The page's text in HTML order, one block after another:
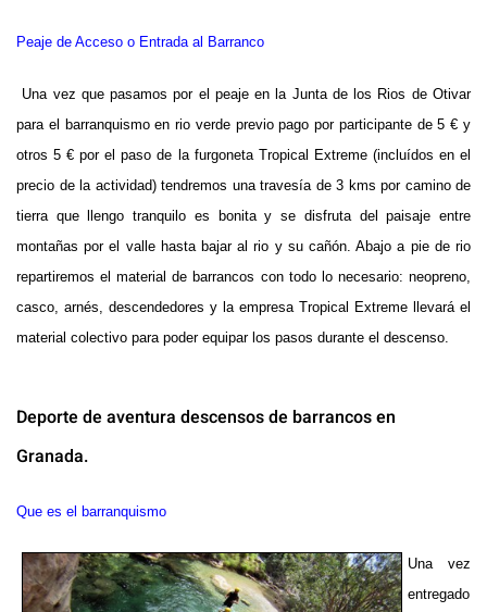
Peaje de Acceso o Entrada al Barranco
Una vez que pasamos por el peaje en la Junta de los Rios de Otivar
para el barranquismo en rio verde previo pago por participante de 5 € y
otros 5 € por el paso de la furgoneta Tropical Extreme (incluídos en el
precio de la actividad) tendremos una travesía de 3 kms por camino de
tierra que llengo tranquilo es bonita y se disfruta del paisaje entre
montañas por el valle hasta bajar al rio y su cañón. Abajo a pie de rio
repartiremos el material de barrancos con todo lo necesario: neopreno,
casco, arnés, descendedores y la empresa Tropical Extreme llevará el
material colectivo para poder equipar los pasos durante el descenso.
Deporte de aventura descensos de barrancos en
Granada.
Que es el barranquismo
Una vez
entregado